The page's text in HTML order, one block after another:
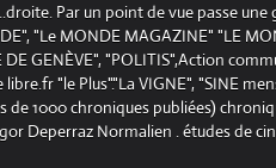
Par un point de vue passe
"Le MONDE MAGAZINE" "LE
DE GENÈVE", "POLITIS",Action
libre.fr "le Plus"."La VIGNE", "SINE
1000 chroniques publiées)
Deperraz Normalien . études de